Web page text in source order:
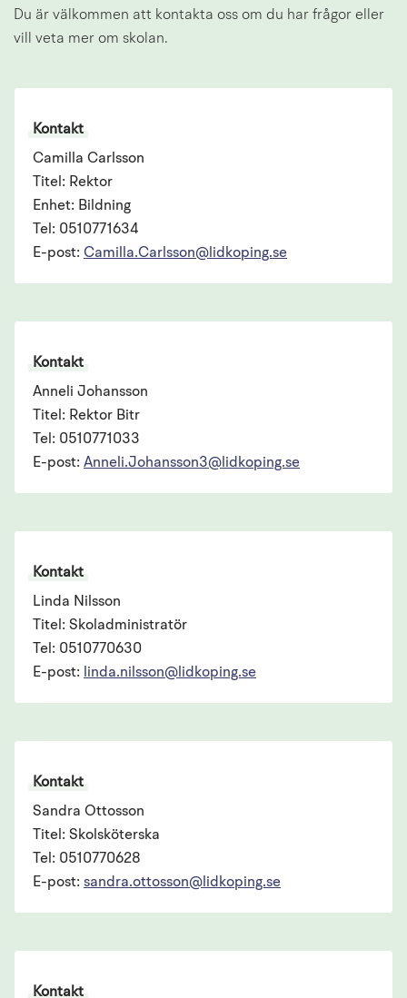
Du är välkommen att kontakta oss om du har frågor eller
vill veta mer om skolan.
Kontakt
Camilla Carlsson
Titel: Rektor
Enhet: Bildning
Tel: 0510771634
E-post: Camilla.Carlsson@lidkoping.se
Kontakt
Anneli Johansson
Titel: Rektor Bitr
Tel: 0510771033
E-post: Anneli.Johansson3@lidkoping.se
Kontakt
Linda Nilsson
Titel: Skoladministratör
Tel: 0510770630
E-post:
linda.nilsson@lidkoping.se
Kontakt
Sandra Ottosson
Titel: Skolsköterska
Tel: 0510770628
E-post: sandra.ottosson@lidkoping.se
Kontakt